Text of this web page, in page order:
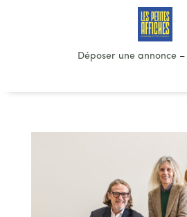
Déposer une annonce–